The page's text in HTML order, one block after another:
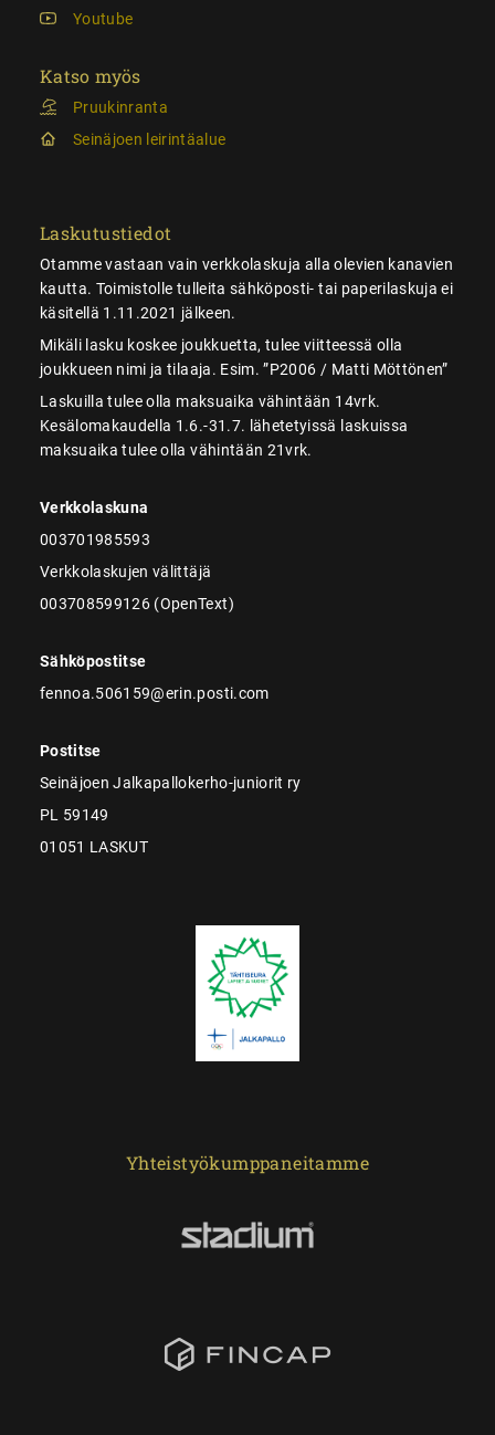
Youtube
Katso myös
Pruukinranta
Seinäjoen leirintäalue
Laskutustiedot
Otamme vastaan vain verkkolaskuja alla olevien kanavien
kautta. Toimistolle tulleita sähköposti- tai paperilaskuja ei
käsitellä 1.11.2021 jälkeen.
Mikäli lasku koskee joukkuetta, tulee viitteessä olla
joukkueen nimi ja tilaaja. Esim. ”P2006 / Matti Möttönen”
Laskuilla tulee olla maksuaika vähintään 14vrk.
Kesälomakaudella 1.6.-31.7. lähetetyissä laskuissa
maksuaika tulee olla vähintään 21vrk.
Verkkolaskuna
003701985593
Verkkolaskujen välittäjä
003708599126 (OpenText)
Sähköpostitse
fennoa.506159@erin.posti.com
Postitse
Seinäjoen Jalkapallokerho-juniorit ry
PL 59149
01051 LASKUT
Yhteistyökumppaneitamme